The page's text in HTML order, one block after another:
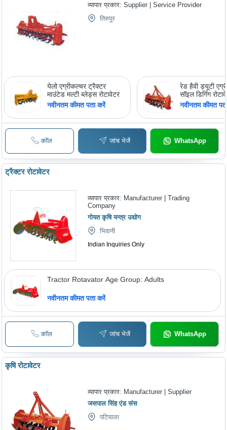
व्यापार प्रकार:Supplier | Service Provider
तिरुपुर
येलो एग्रीकल्चर ट्रैक्टर
माउंटेड मल्टी ब्लेड्स रोटावेटर
नवीनतम कीमत पता करें
रेड हैवी ड्यूटी
सॉइल डिगिंग
नवीनतम कीमत
कॉल जांच भेजें WhatsApp
ट्रैक्टर रोटावेटर
व्यापार प्रकार: Manufacturer | Trading
Company
गोयत कृषि यन्त्र उद्योग
भिवानी
Indian Inquiries Only
Tractor Rotavator Age Group: Adults
नवीनतम कीमत पता करें
कॉल जांच भेजें WhatsApp
कृषि रोटावेटर
व्यापार प्रकार: Manufacturer | Supplier
जसपाल सिंह एंड संस
पटियाला